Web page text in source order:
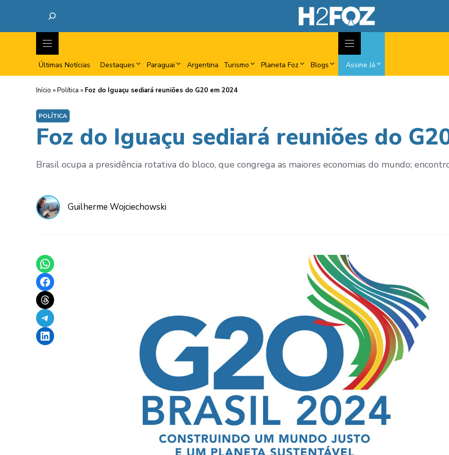
Últimas Notícias Destaques Paraguai Argentina Turismo Planeta Foz Blogs Assine Já
Início »Política » Foz do Iguaçu sediará reuniões do G20 em 2024
POLÍTICA
Foz do Iguaçu sediará reuniões do
Brasil ocupa a presidência rotativa do bloco, que congrega as maiores economias do mundo;
Guilherme Wojciechowski
Share on WhatsApp
Share on Facebook
Share on Threads
Share on Telegram
Share on LinkedIn